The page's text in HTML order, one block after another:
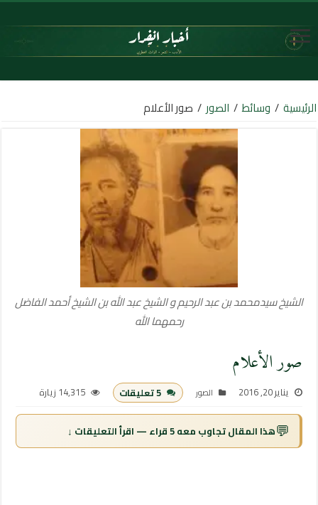
الرئيسية / وسائط / الصور / صور الأعلام
الشيخ سيدمحمد بن عبد الرحيم و الشيخ عبد الله بن الشيخ أحمد الفاضل
رحمهما الله
صور الأعلام
يناير 20, 2016 الصور 5 تعليقات 14,315 زيارة
💬هذا المقال تجاوب معه 5 قراء — اقرأ التعليقات ↓